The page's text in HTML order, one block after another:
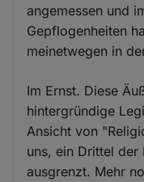
angemessen und
Gepflogenheiten
meinetwegen in
Im Ernst. Diese
hintergründige
Ansicht von
uns, ein Drittel
ausgrenzt. Mehr